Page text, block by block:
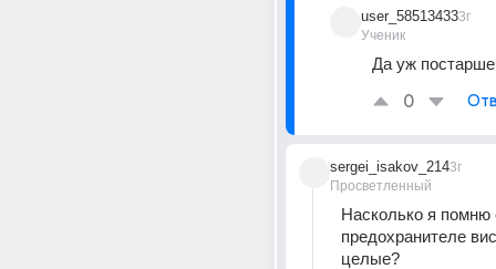
user_58513433
Ученик
3г
Да уж
0
sergei_isakov_214
Просветленный
3г
Насколько я помню
предохранителе
целые?